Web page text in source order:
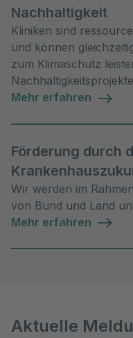
Nachhaltigkeit
Kliniken sind
und können
zum Klimaschutz
Mehr erfahren
Förderung durch
Wir werden im
von Bund und Land
Mehr erfahren
Aktuelle